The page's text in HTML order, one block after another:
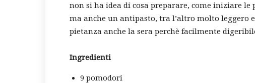
non si ha idea di cosa preparare, come iniziare
ma anche un antipasto, tra l’altro molto leggero
pietanza anche la sera perchè facilmente
Ingredienti
9 pomodori